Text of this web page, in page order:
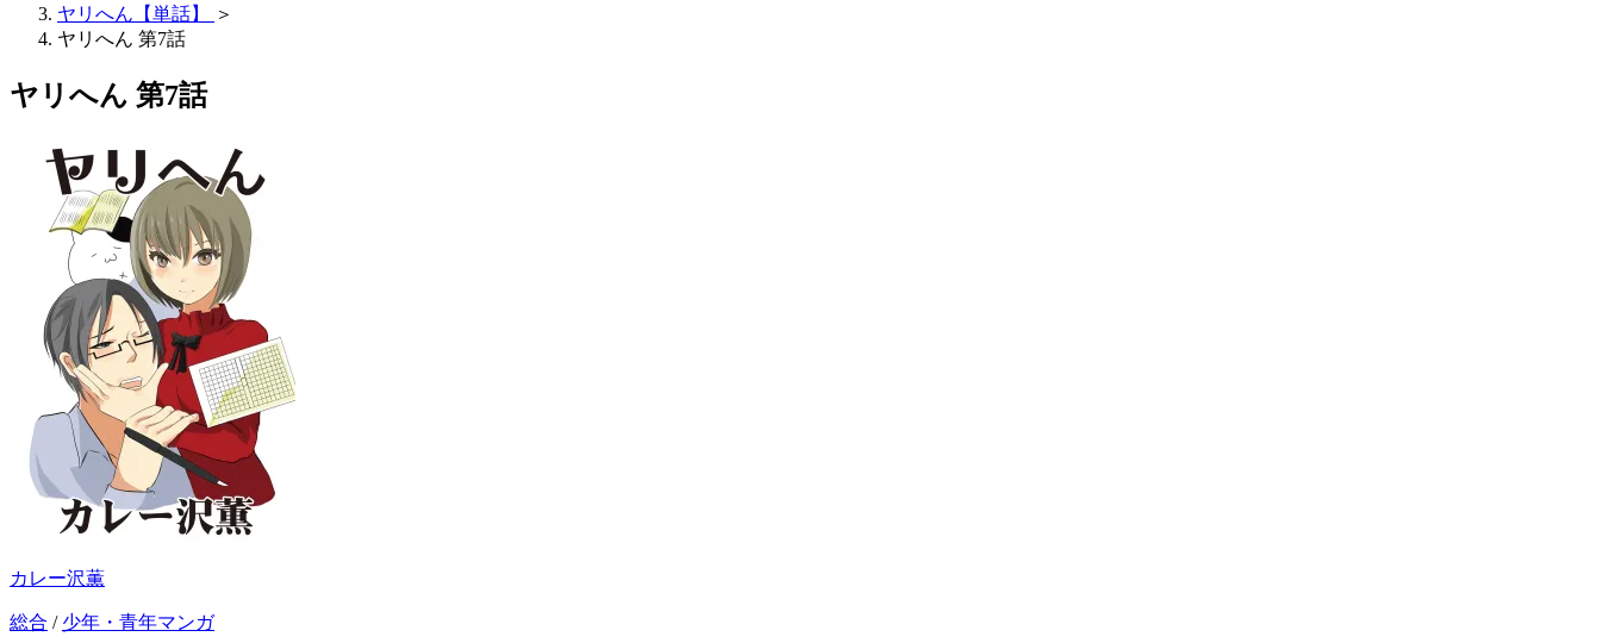
ヤリへん【単話】
＞
ヤリへん 第7話
ヤリへん 第7話
カレー沢薫
総合 / 少年・青年マンガ